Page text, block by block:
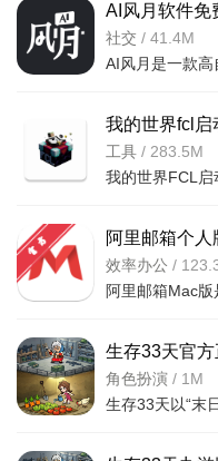
AI风月软件免
v1.15.14.2安
社交 / 41.4M
我的世界fcl启
Launcher)免
安卓版
工具 / 283.5M
阿里邮箱个
v2.16.5.2602
效率办公 /
生存33天官
安卓版
角色扮演 / 1M